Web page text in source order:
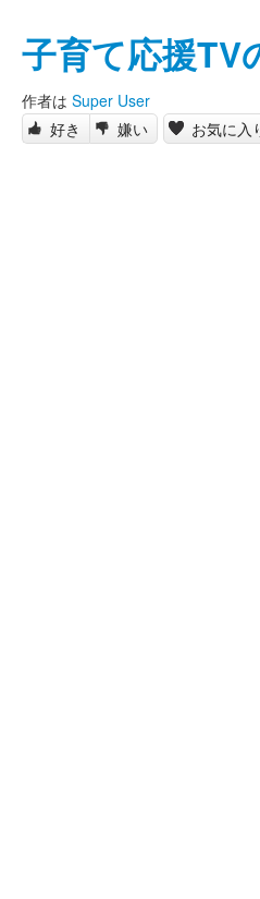
子育て応援TV
作者は Super User
好き
嫌い お気に入